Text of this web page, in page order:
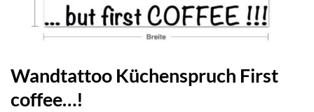
Wandtattoo Küchenspruch First
coffee…!